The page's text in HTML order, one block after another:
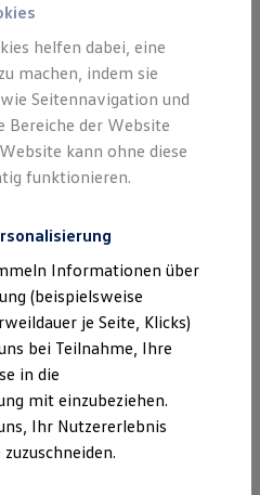
Anzahlung
Schlussrate
Garantien
bei Volkswagen
Richtlinie
(DSA)
Vertrag Widerrufen
helfen dabei, eine
machen, indem sie
Seitennavigation und
Bereiche der Website
kann ohne diese
funktionieren.
Informationen über
(beispielsweise
je Seite, Klicks)
bei Teilnahme, Ihre
in die
mit einzubeziehen.
Ihr Nutzererlebnis